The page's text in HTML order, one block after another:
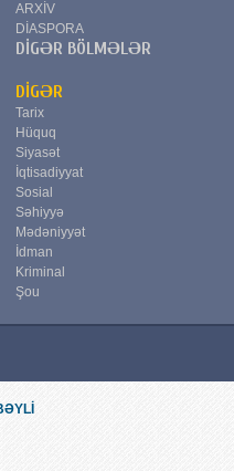
ARXİV
DİASPORA
DİGƏR BÖLMƏLƏR
DİGƏR
Tarix
Hüquq
Siyasət
İqtisadiyyat
Sosial
Səhiyyə
Mədəniyyət
İdman
Kriminal
Şou